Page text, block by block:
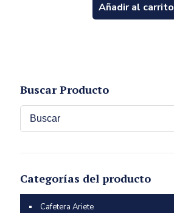
Añadir al carrito
Buscar Producto
Categorías del producto
Cafetera Ariete